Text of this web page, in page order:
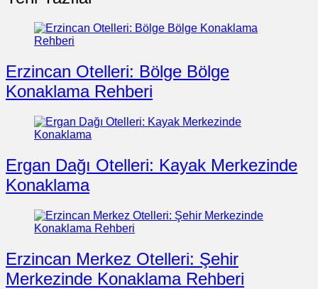
Erzincan Otelleri: Bölge Bölge
Konaklama Rehberi
Ergan Dağı Otelleri: Kayak Merkezinde
Konaklama
Erzincan Merkez Otelleri: Şehir
Merkezinde Konaklama Rehberi